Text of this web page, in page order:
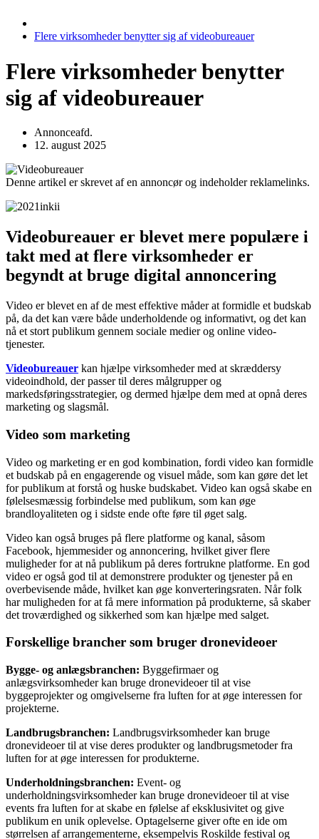
Flere virksomheder benytter sig af videobureauer
Flere virksomheder benytter
sig af videobureauer
Annonceafd.
12. august 2025
Denne artikel er skrevet af en annoncør og indeholder reklamelinks.
Videobureauer er blevet mere populære i
takt med at flere virksomheder er
begyndt at bruge digital annoncering
Video er blevet en af de mest effektive måder at formidle et budskab
på, da det kan være både underholdende og informativt, og det kan
nå et stort publikum gennem sociale medier og online video-
tjenester.
Videobureauer kan hjælpe virksomheder med at skræddersy
videoindhold, der passer til deres målgrupper og
markedsføringsstrategier, og dermed hjælpe dem med at opnå deres
marketing og slagsmål.
Video som marketing
Video og marketing er en god kombination, fordi video kan formidle
et budskab på en engagerende og visuel måde, som kan gøre det let
for publikum at forstå og huske budskabet. Video kan også skabe en
følelsesmæssig forbindelse med publikum, som kan øge
brandloyaliteten og i sidste ende ofte føre til øget salg.
Video kan også bruges på flere platforme og kanal, såsom
Facebook, hjemmesider og annoncering, hvilket giver flere
muligheder for at nå publikum på deres fortrukne platforme. En god
video er også god til at demonstrere produkter og tjenester på en
overbevisende måde, hvilket kan øge konverteringsraten. Når folk
har muligheden for at få mere information på produkterne, så skaber
det troværdighed og sikkerhed som kan hjælpe med salget.
Forskellige brancher som bruger dronevideoer
Bygge- og anlægsbranchen: Byggefirmaer og
anlægsvirksomheder kan bruge dronevideoer til at vise
byggeprojekter og omgivelserne fra luften for at øge interessen for
projekterne.
Landbrugsbranchen: Landbrugsvirksomheder kan bruge
dronevideoer til at vise deres produkter og landbrugsmetoder fra
luften for at øge interessen for produkterne.
Underholdningsbranchen: Event- og
underholdningsvirksomheder kan bruge dronevideoer til at vise
events fra luften for at skabe en følelse af eksklusivitet og give
publikum en unik oplevelse. Optagelserne giver ofte en ide om
størrelsen af arrangementerne, eksempelvis Roskilde festival og